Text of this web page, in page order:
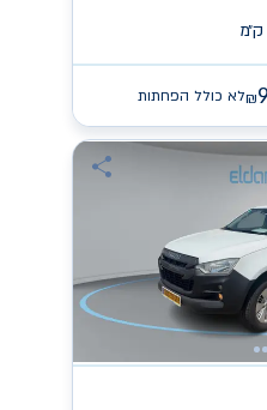
ק״מ
₪לא כולל הפחתות